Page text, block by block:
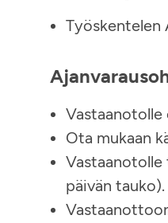
Työskentelen
Vastaanotolle
Ota mukaan
Vastaanotolle
päivän tauko).